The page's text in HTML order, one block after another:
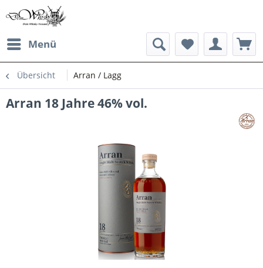
Menü
Übersicht Arran / Lagg
Arran 18 Jahre 46% vol.